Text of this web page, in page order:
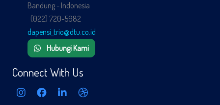
Bandung - Indonesia
(022) 720-5982
dapensi_trio@dtu.co.id
Hubungi Kami
Connect With Us